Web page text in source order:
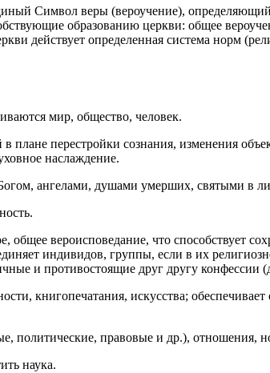
Символ веры (вероучение),
образованию церкви: общее
действует определенная система норм
мир, общество, человек.
в плане перестройки сознания, изменения
наслаждение.
ангелами, душами умерших, святыми в
вероисповедание, что способствует
индивидов, группы, если в их
и противостоящие друг другу конфессии
книгопечатания, искусства;
политические, правовые и др.), отношения,
наука.